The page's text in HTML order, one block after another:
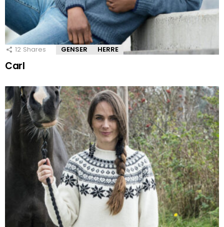
12 Shares GENSER HERRE
Carl